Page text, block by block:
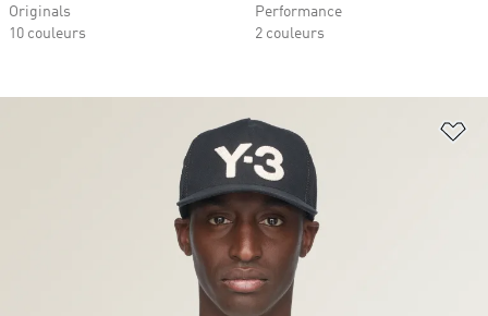
Originals
10 couleurs
Performance
2 couleurs